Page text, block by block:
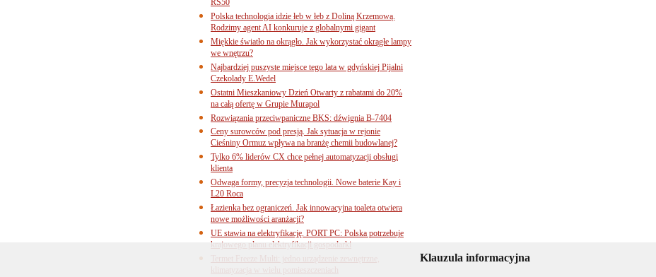
RS50
Polska technologia idzie łeb w łeb z Doliną Krzemową.
Rodzimy agent AI konkuruje z globalnymi gigant
Miękkie światło na okrągło. Jak wykorzystać okrągłe lampy
we wnętrzu?
Najbardziej puszyste miejsce tego lata w gdyńskiej Pijalni
Czekolady E.Wedel
Ostatni Mieszkaniowy Dzień Otwarty z rabatami do 20%
na całą ofertę w Grupie Murapol
Rozwiązania przeciwpaniczne BKS: dźwignia B-7404
Ceny surowców pod presją. Jak sytuacja w rejonie
Cieśniny Ormuz wpływa na branżę chemii budowlanej?
Tylko 6% liderów CX chce pełnej automatyzacji obsługi
klienta
Odwaga formy, precyzja technologii. Nowe baterie Kay i
L20 Roca
Łazienka bez ograniczeń. Jak innowacyjna toaleta otwiera
nowe możliwości aranżacji?
UE stawia na elektryfikację. PORT PC: Polska potrzebuje
krajowego planu elektryfikacji gospodarki
Termet Freeze Multi: jedno urządzenie zewnętrzne,
klimatyzacja w wielu pomieszczeniach
Klauzula informacyjna